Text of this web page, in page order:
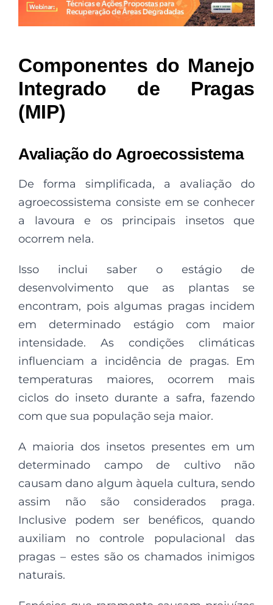
Componentes do Manejo
Integrado de Pragas
(MIP)
Avaliação do Agroecossistema
De forma simplificada, a avaliação do
agroecossistema consiste em se conhecer
a lavoura e os principais insetos que
ocorrem nela.
Isso inclui saber o estágio de
desenvolvimento que as plantas se
encontram, pois algumas pragas incidem
em determinado estágio com maior
intensidade. As condições climáticas
influenciam a incidência de pragas. Em
temperaturas maiores, ocorrem mais
ciclos do inseto durante a safra, fazendo
com que sua população seja maior.
A maioria dos insetos presentes em um
determinado campo de cultivo não
causam dano algum àquela cultura, sendo
assim não são considerados praga.
Inclusive podem ser benéficos, quando
auxiliam no controle populacional das
pragas – estes são os chamados inimigos
naturais.